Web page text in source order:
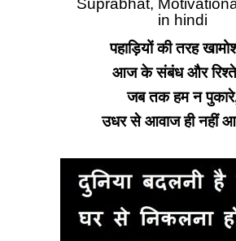
Suprabhat,
in hindi
पहाड़ियों की तरह
आज के संबंध और
जब तक हम न
उधर से आवाज ही नहीं